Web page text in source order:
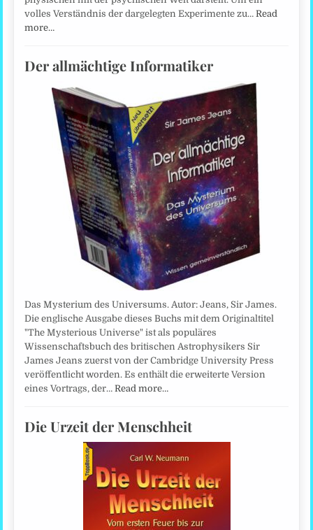
volles Verständnis der dargelegten Experimente zu…Read
more…
Der allmächtige Informatiker
Das Mysterium des Universums. Autor: Jeans, Sir James.
Die englische Ausgabe dieses Buchs mit dem Originaltitel
"The Mysterious Universe" ist als populäres
Wissenschaftsbuch des britischen Astrophysikers Sir
James Jeans zuerst von der Cambridge University Press
veröffentlicht worden. Es enthält die erweiterte Version
eines Vortrags, der…Read more…
Die Urzeit der Menschheit